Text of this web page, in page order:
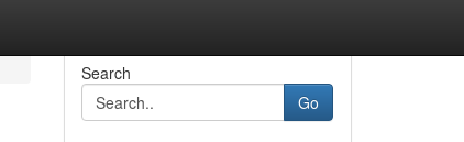
Search
Go